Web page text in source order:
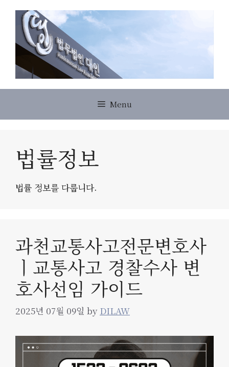
content
Menu
법률정보
법률 정보를 다룹니다.
과천교통사고전문변호사
ㅣ교통사고 경찰수사 변
호사선임 가이드
2025년 07월 09일 by DILAW